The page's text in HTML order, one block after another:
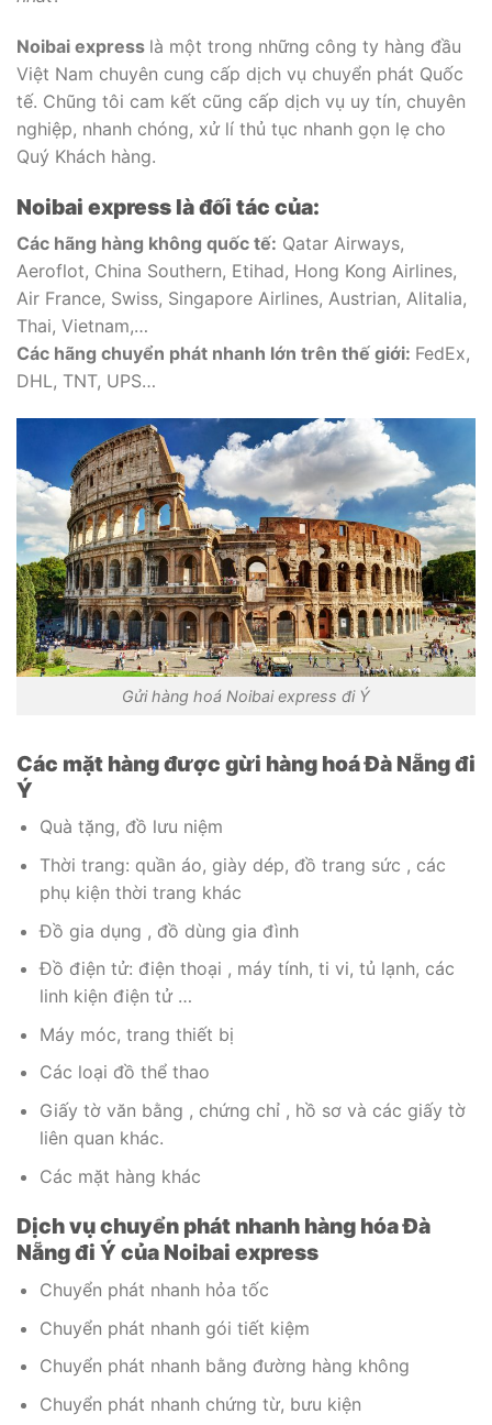
Noibai express là một trong những công ty hàng đầu
Việt Nam chuyên cung cấp dịch vụ chuyển phát Quốc
tế. Chũng tôi cam kết cũng cấp dịch vụ uy tín, chuyên
nghiệp, nhanh chóng, xử lí thủ tục nhanh gọn lẹ cho
Quý Khách hàng.
Noibai express là đối tác của:
Các hãng hàng không quốc tế: Qatar Airways,
Aeroflot, China Southern, Etihad, Hong Kong Airlines,
Air France, Swiss, Singapore Airlines, Austrian, Alitalia,
Thai, Vietnam,…
Các hãng chuyển phát nhanh lớn trên thế giới: FedEx,
DHL, TNT, UPS…
Gửi hàng hoá Noibai express đi Ý
Các mặt hàng được gừi hàng hoá Đà Nẵng đi
Ý
Quà tặng, đồ lưu niệm
Thời trang: quần áo, giày dép, đồ trang sức , các
phụ kiện thời trang khác
Đồ gia dụng , đồ dùng gia đình
Đồ điện tử: điện thoại , máy tính, ti vi, tủ lạnh, các
linh kiện điện tử …
Máy móc, trang thiết bị
Các loại đồ thể thao
Giấy tờ văn bằng , chứng chỉ , hồ sơ và các giấy tờ
liên quan khác.
Các mặt hàng khác
Dịch vụ chuyển phát nhanh hàng hóa Đà
Nẵng đi Ý của Noibai express
Chuyển phát nhanh hỏa tốc
Chuyển phát nhanh gói tiết kiệm
Chuyển phát nhanh bằng đường hàng không
Chuyển phát nhanh chứng từ, bưu kiện